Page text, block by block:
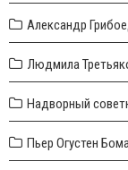
Александр
Людмила
Надворный
Пьер Огустен